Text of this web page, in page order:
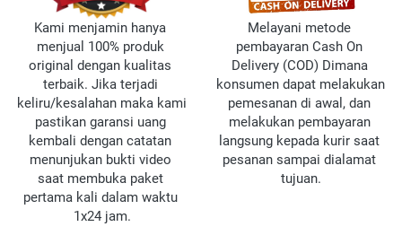
Kami menjamin hanya
menjual 100% produk
original dengan kualitas
terbaik. Jika terjadi
keliru/kesalahan maka kami
pastikan garansi uang
kembali dengan catatan
menunjukan bukti video
saat membuka paket
pertama kali dalam waktu
1x24 jam.
Melayani metode
pembayaran Cash On
Delivery (COD) Dimana
konsumen dapat melakukan
pemesanan di awal, dan
melakukan pembayaran
langsung kepada kurir saat
pesanan sampai dialamat
tujuan.